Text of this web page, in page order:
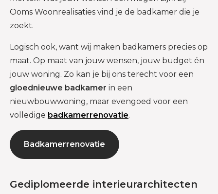
Ooms Woonrealisaties vind je de badkamer die je
zoekt.
Logisch ook, want wij maken badkamers precies op
maat. Op maat van jouw wensen, jouw budget én
jouw woning. Zo kan je bij ons terecht voor een
gloednieuwe badkamer in een
nieuwbouwwoning, maar evengoed voor een
volledige badkamerrenovatie.
Badkamerrenovatie
Gediplomeerde interieurarchitecten